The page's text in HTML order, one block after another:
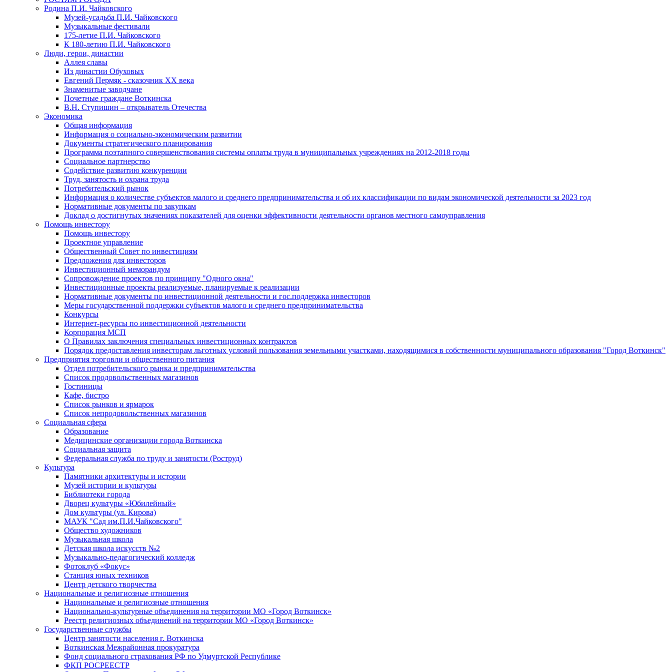
Родина П.И. Чайковского
Музей-усадьба П.И. Чайковского
Музыкальные фестивали
175-летие П.И. Чайковского
К 180-летию П.И. Чайковского
Люди, герои, династии
Аллея славы
Из династии Обуховых
Евгений Пермяк - сказочник XX века
Знаменитые заводчане
Почетные граждане Воткинска
В.Н. Ступишин – открыватель Отечества
Экономика
Общая информация
Информация о социально-экономическим развитии
Документы стратегического планирования
Программа поэтапного совершенствования системы оплаты труда в муниципальных учреждениях на 2012-2018 годы
Социальное партнерство
Содействие развитию конкуренции
Труд, занятость и охрана труда
Потребительский рынок
Информация о количестве субъектов малого и среднего предпринимательства и об их классификации по видам экономической деятельности за 2023 год
Нормативные документы по закупкам
Доклад о достигнутых значениях показателей для оценки эффективности деятельности органов местного самоуправления
Помощь инвестору
Помощь инвестору
Проектное управление
Общественный Совет по инвестициям
Предложения для инвесторов
Инвестиционный меморандум
Сопровождение проектов по принципу "Oдного окна"
Инвестиционные проекты реализуемые, планируемые к реализации
Нормативные документы по инвестиционной деятельности и гос.поддержка инвесторов
Меры государственной поддержки субъектов малого и среднего предпринимательства
Конкурсы
Интернет-ресурсы по инвестиционной деятельности
Корпорация МСП
О Правилах заключения специальных инвестиционных контрактов
Порядок предоставления инвесторам льготных условий пользования земельными участками, находящимися в собственности муниципального образования "Город Воткинск"
Предприятия торговли и общественного питания
Отдел потребительского рынка и предпринимательства
Список продовольственных магазинов
Гостиницы
Кафе, бистро
Cписок рынков и ярмарок
Список непродовольственных магазинов
Социальная сфера
Образование
Медицинские организации города Воткинска
Социальная защита
Федеральная служба по труду и занятости (Роструд)
Культура
Памятники архитектуры и истории
Музей истории и культуры
Библиотеки города
Дворец культуры «Юбилейный»
Дом культуры (ул. Кирова)
МАУК "Сад им.П.И.Чайковского"
Общество художников
Музыкальная школа
Детская школа искусств №2
Музыкально-педагогический колледж
Фотоклуб «Фокус»
Станция юных техников
Центр детского творчества
Национальные и религиозные отношения
Национальные и религиозные отношения
Национально-культурные объединения на территории МО «Город Воткинск»
Реестр религиозных объединений на территории МО «Город Воткинск»
Государственные службы
Центр занятости населения г. Воткинска
Воткинская Межрайонная прокуратура
Фонд социального страхования РФ по Удмуртской Республике
ФКП РОСРЕЕСТР